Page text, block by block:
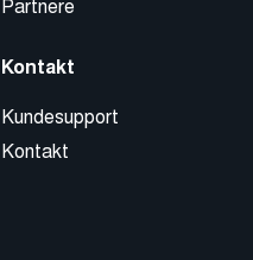
Partnere
Kontakt
Kundesupport
Kontakt